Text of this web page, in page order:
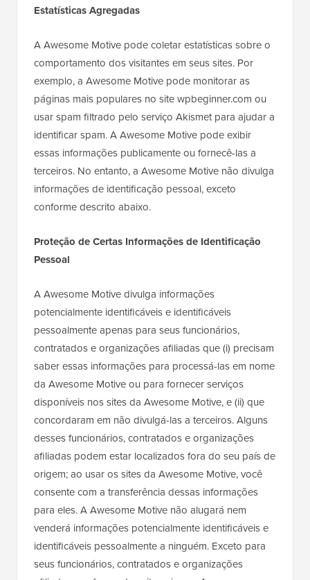
Estatísticas Agregadas
A Awesome Motive pode coletar estatísticas sobre o
comportamento dos visitantes em seus sites. Por
exemplo, a Awesome Motive pode monitorar as
páginas mais populares no site wpbeginner.com ou
usar spam filtrado pelo serviço Akismet para ajudar a
identificar spam. A Awesome Motive pode exibir
essas informações publicamente ou fornecê-las a
terceiros. No entanto, a Awesome Motive não divulga
informações de identificação pessoal, exceto
conforme descrito abaixo.
Proteção de Certas Informações de Identificação
Pessoal
A Awesome Motive divulga informações
potencialmente identificáveis e identificáveis
pessoalmente apenas para seus funcionários,
contratados e organizações afiliadas que (i) precisam
saber essas informações para processá-las em nome
da Awesome Motive ou para fornecer serviços
disponíveis nos sites da Awesome Motive, e (ii) que
concordaram em não divulgá-las a terceiros. Alguns
desses funcionários, contratados e organizações
afiliadas podem estar localizados fora do seu país de
origem; ao usar os sites da Awesome Motive, você
consente com a transferência dessas informações
para eles. A Awesome Motive não alugará nem
venderá informações potencialmente identificáveis e
identificáveis pessoalmente a ninguém. Exceto para
seus funcionários, contratados e organizações